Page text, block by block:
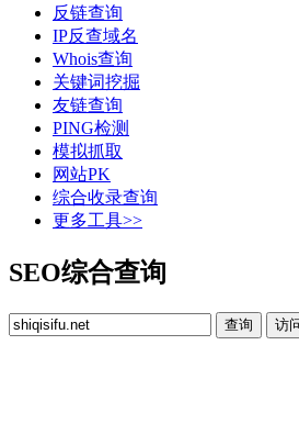
反链查询
IP反查域名
Whois查询
关键词挖掘
友链查询
PING检测
模拟抓取
网站PK
综合收录查询
更多工具>>
SEO综合查询